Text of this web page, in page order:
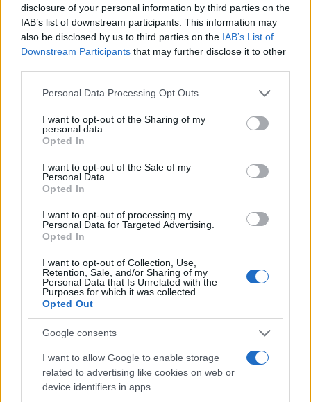
disclosure of your personal information by third parties on the
IAB’s list of downstream participants. This information may
also be disclosed by us to third parties on the IAB’s List of
Downstream Participants that may further disclose it to other
Please note that this website/app uses one or more Google
not limited to your visit or usage behaviour. You may click to
grant or deny consent to Google and its third-party tags to
use your data for below specified purposes in below Google
consent section.
Personal Data Processing Opt Outs
I want to opt-out of the Sharing of my
personal data.
Opted In
I want to opt-out of the Sale of my
Personal Data.
Opted In
I want to opt-out of processing my
Personal Data for Targeted Advertising.
Opted In
I want to opt-out of Collection, Use,
Retention, Sale, and/or Sharing of my
Personal Data that Is Unrelated with the
Purposes for which it was collected.
Opted Out
Google consents
I want to allow Google to enable storage
related to advertising like cookies on web or
device identifiers in apps.
Πιο δημοφιλή
Σοκαριστική υπόθεση στην Κρήτη:
Τουρίστας ρωτούσε πόσο να πληρώσει για
να ασελγήσει σε 10χρονο κορίτσι - Το παιδί
Δεν ήταν μόνο η ταχύτητα που οδήγησε
στο τροχαίο στις Σέρρες με νεκρούς μητέρα
και γιο - «Ίσως κάτι απέσπασε την προσοχή
του οδηγού» λέει πραγματογνώμονας
Πέθανε ο Γουίλιαμ Όρμπιτ, παραγωγός του
εμβληματικού άλμπουμ της Μαντόνα «Ray
of Light»
Ανησυχία από το ξέσπασμα του ιού του
Δυτικού Νείλου με κρούσματα στην Αττική
- «Καμπανάκι» από τον Ιατρικό Σύλλογο
Αθηνών για την προστασία της δημόσιας
υγείας
Ryanair: «Ένα κομμάτι του προσώπου του
ήταν σαν πλαστελίνη», συγκλονίζει η
επιβάτιδα που έσωσε τον Σέρβο όταν
έσπασε το παράθυρο του αεροπλάνου